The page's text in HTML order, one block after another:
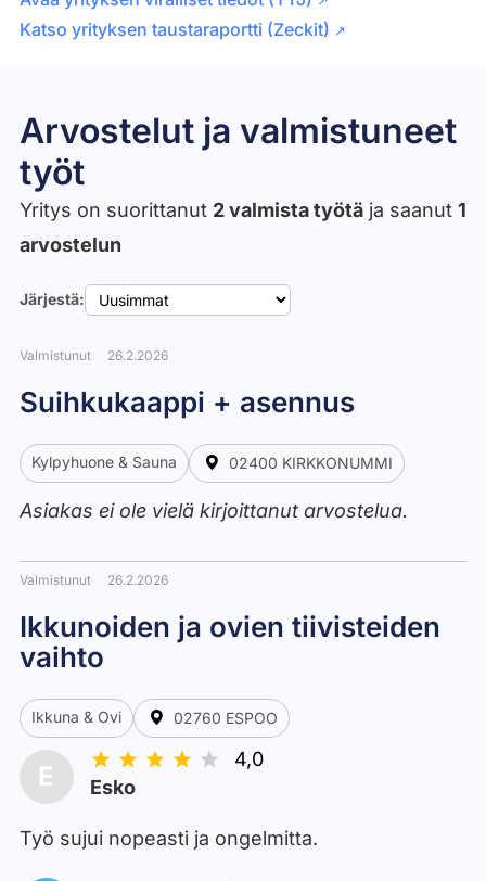
Katso yrityksen taustaraportti (Zeckit) ↗
Arvostelut ja valmistuneet
työt​
Yritys on suorittanut 2 valmista työtäja saanut 1
arvostelun
Järjestä:
Valmistunut 26.2.2026
Suihkukaappi + asennus
Kylpyhuone & Sauna 02400 KIRKKONUMMI
Asiakas ei ole vielä kirjoittanut arvostelua.
Valmistunut 26.2.2026
Ikkunoiden ja ovien tiivisteiden
vaihto
Ikkuna & Ovi 02760 ESPOO
E
4,0
Esko
Työ sujui nopeasti ja ongelmitta.